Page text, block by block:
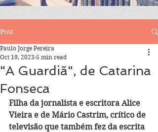
Post
"A Guardiã", de Catarina
Fonseca
Paulo Jorge Pereira
Oct 19, 2023 5 min read
Filha da jornalista e escritora Alice
Vieira e de Mário Castrim, crítico de
televisão que também fez da escrita